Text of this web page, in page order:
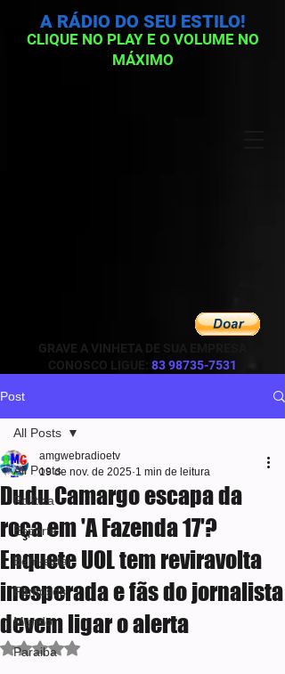
GRAVE A VINHETA DE SUA EMPRESA
CONOSCO LIGUE:
83 98735-7531
CLIQUE NO PLAY E O VOLUME NO
MÁXIMO
A RÁDIO DO SEU ESTILO!
Post
All Posts
Política
Esporte
Bem-estar
Famosos
Mundo
Paraiba
All Posts
Dudu Camargo escapa da
roça em 'A Fazenda 17'?
Enquete UOL tem reviravolta
inesperada e fãs do jornalista
devem ligar o alerta
amgwebradioetv
19 de nov. de 2025 1 min de leitura
Avaliado com NaN de 5 estrelas.